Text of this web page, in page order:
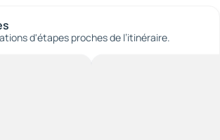
d'étapes proches de l’itinéraire.